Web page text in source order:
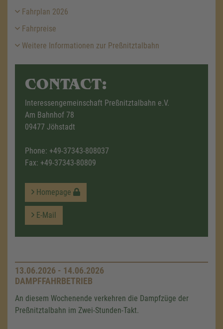
Fahrplan 2026
Fahrpreise
Weitere Informationen zur Preßnitztalbahn
CONTACT:
Interessengemeinschaft Preßnitztalbahn e.V.
Am Bahnhof 78
09477 Jöhstadt
Phone: +49-37343-808037
Fax: +49-37343-80809
Homepage
E-Mail
13.06.2026 - 14.06.2026
DAMPFFAHRBETRIEB
An diesem Wochenende verkehren die Dampfzüge der
Preßnitztalbahn im Zwei-Stunden-Takt.